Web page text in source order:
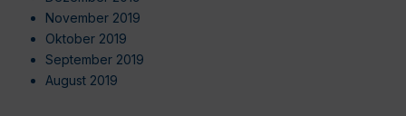
November 2019
Oktober 2019
September 2019
August 2019